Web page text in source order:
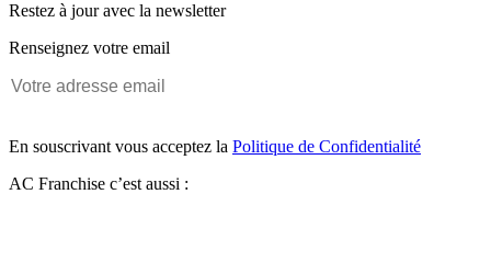
Restez à jour avec la newsletter
Renseignez votre email
En souscrivant vous acceptez la Politique de Confidentialité
AC Franchise c’est aussi :